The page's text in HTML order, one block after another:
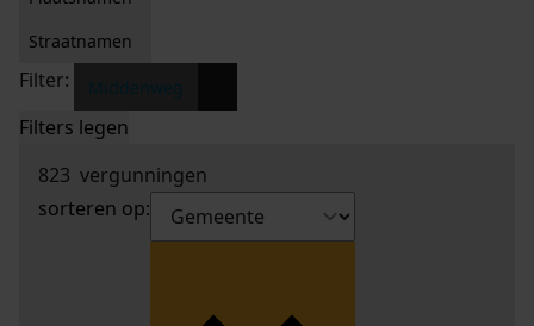
Straatnamen
Filter:
Filters legen
823 vergunningen
sorteren op: